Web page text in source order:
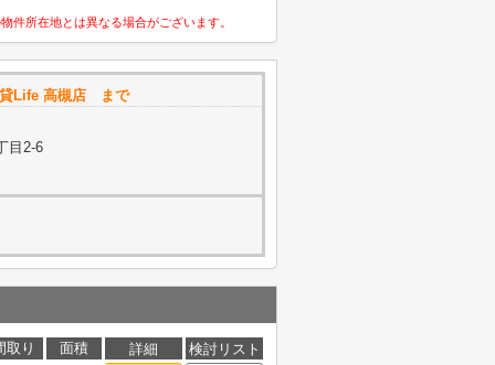
件所在地とは異なる場合がございます。
貸Life 高槻店 まで
目2-6
取り 面積 詳細
検討リスト